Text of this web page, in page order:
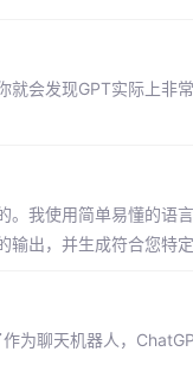
就会发现GPT实际上非
。我使用简单易懂的语
输出，并生成符合您特
为聊天机器人，